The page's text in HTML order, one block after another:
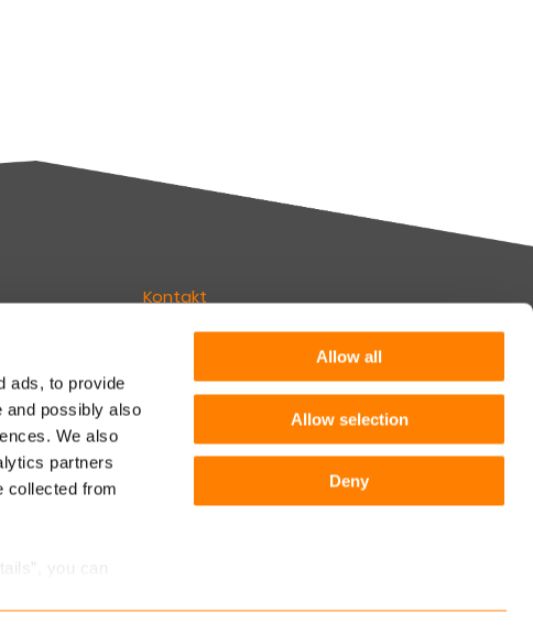
ads, to provide
and possibly also
We also
partners
collected from
you can
Allow all
Allow selection
Deny
München
Kontakt